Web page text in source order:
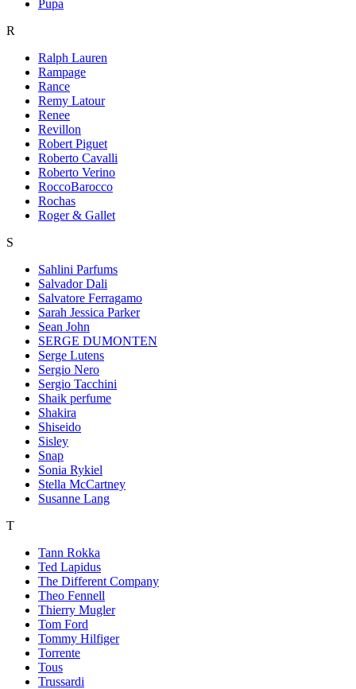
Pupa
R
Ralph Lauren
Rampage
Rance
Remy Latour
Renee
Revillon
Robert Piguet
Roberto Cavalli
Roberto Verino
RoccoBarocco
Rochas
Roger & Gallet
S
Sahlini Parfums
Salvador Dali
Salvatore Ferragamo
Sarah Jessica Parker
Sean John
SERGE DUMONTEN
Serge Lutens
Sergio Nero
Sergio Tacchini
Shaik perfume
Shakira
Shiseido
Sisley
Snap
Sonia Rykiel
Stella McCartney
Susanne Lang
T
Tann Rokka
Ted Lapidus
The Different Company
Theo Fennell
Thierry Mugler
Tom Ford
Tommy Hilfiger
Torrente
Tous
Trussardi